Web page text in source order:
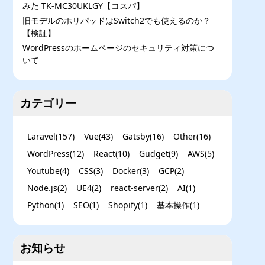
みた TK-MC30UKLGY【コスパ】
旧モデルのホリパッドはSwitch2でも使えるのか？
【検証】
WordPressのホームページのセキュリティ対策につ
いて
カテゴリー
Laravel(157) Vue(43) Gatsby(16) Other(16)
WordPress(12) React(10) Gudget(9) AWS(5)
Youtube(4) CSS(3) Docker(3) GCP(2)
Node.js(2) UE4(2) react-server(2) AI(1)
Python(1) SEO(1) Shopify(1) 基本操作(1)
お知らせ